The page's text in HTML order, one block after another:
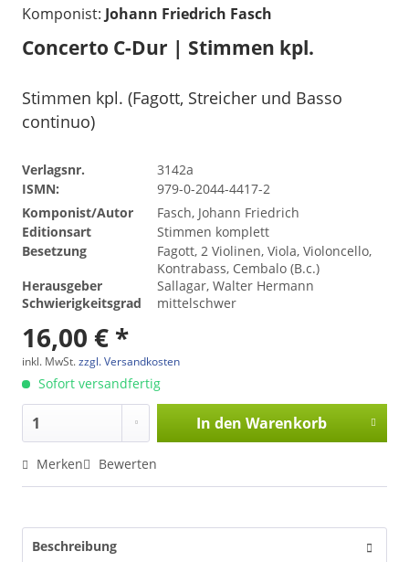
Komponist: Johann Friedrich Fasch
Concerto C-Dur | Stimmen kpl.
Stimmen kpl. (Fagott, Streicher und Basso
continuo)
Verlagsnr.
3142a
ISMN:
979-0-2044-4417-2
Komponist/Autor
Fasch, Johann Friedrich
Editionsart
Stimmen komplett
Besetzung
Fagott, 2 Violinen, Viola, Violoncello,
Kontrabass, Cembalo (B.c.)
Herausgeber
Sallagar, Walter Hermann
Schwierigkeitsgrad
mittelschwer
16,00 € *
inkl. MwSt.zzgl. Versandkosten
Sofort versandfertig
In den Warenkorb
Merken Bewerten
Beschreibung